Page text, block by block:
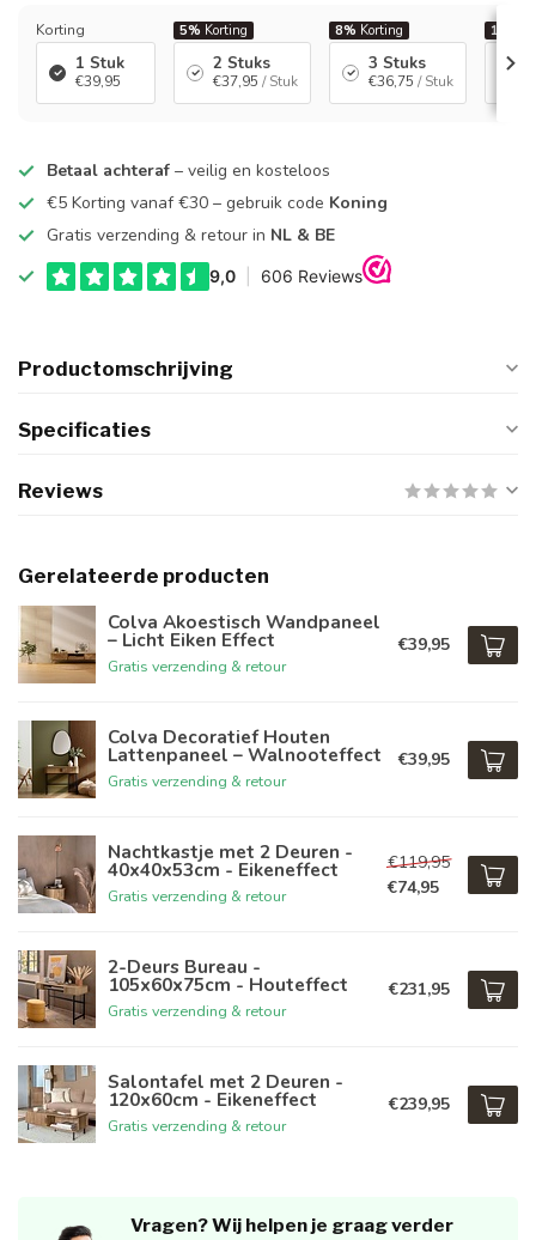
Korting
1 Stuk
€39,95
5% Korting
2 Stuks
€37,95 / Stuk
8% Korting
3 Stuks
€36,75 / Stuk
10%
Betaal achteraf – veilig en kosteloos
€5 Korting vanaf €30 – gebruik code Koning
Gratis verzending & retour in NL & BE
Productomschrijving
Specificaties
Reviews
Gerelateerde producten
Colva Akoestisch Wandpaneel
– Licht Eiken Effect
Gratis verzending & retour
€39,95
Colva Decoratief Houten
Lattenpaneel – Walnooteffect
Gratis verzending & retour
€39,95
Nachtkastje met 2 Deuren -
40x40x53cm - Eikeneffect
Gratis verzending & retour
€119,95
€74,95
2-Deurs Bureau -
105x60x75cm - Houteffect
Gratis verzending & retour
€231,95
Salontafel met 2 Deuren -
120x60cm - Eikeneffect
Gratis verzending & retour
€239,95
Vragen? Wij helpen je graag verder